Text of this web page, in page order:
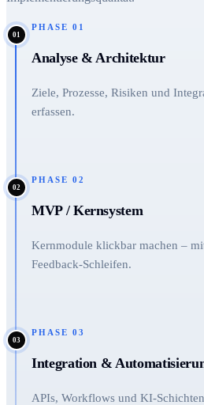
01
PHASE 01
Analyse & Architektur
Ziele, Prozesse, Risiken und
erfassen.
02
PHASE 02
MVP / Kernsystem
Kernmodule klickbar machen –
Feedback-Schleifen.
03
PHASE 03
Integration &
APIs, Workflows und KI-